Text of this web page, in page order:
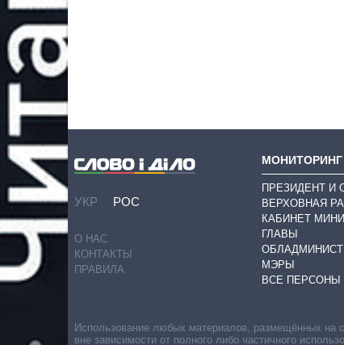
УКР РОС
О НАС
КОНТАКТЫ
ПРАВИЛА
МОНИТОРИНГ
ПРЕЗИДЕНТ И
ВЕРХОВНАЯ
КАБИНЕТ
ГЛАВЫ
МЭРЫ
ВСЕ ПЕРСОНЫ
Использование любых материалов, размещённых на
вне зависимости от полного либо частичного